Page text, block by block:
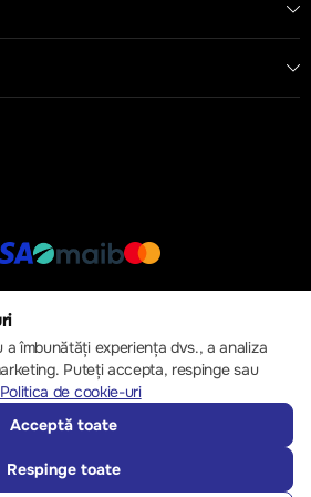
2013 – 2026 ECOM
a îmbunătăți experiența dvs., a analiza
Puteți accepta, respinge sau
Politica de cookie-uri
Acceptă toate
Respinge toate